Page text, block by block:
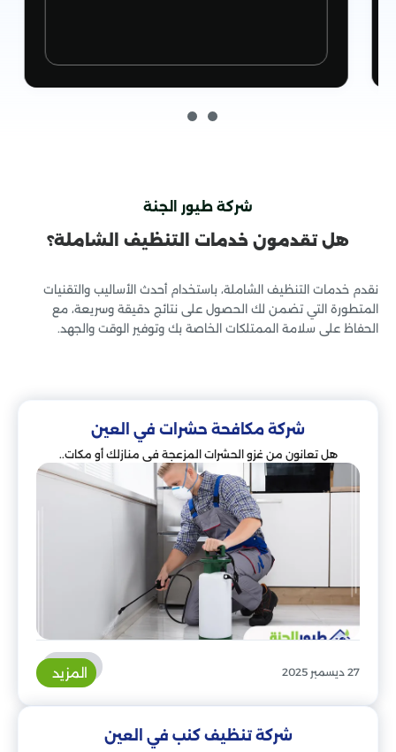
خدمات مكافحة الحشرات
شركة طيور الجنة
هل تقدمون خدمات التنظيف الشاملة؟
نقدم خدمات التنظيف الشاملة، باستخدام أحدث الأساليب والتقنيات
المتطورة التي تضمن لك الحصول على نتائج دقيقة وسريعة، مع
الحفاظ على سلامة الممتلكات الخاصة بك وتوفير الوقت والجهد.
شركة مكافحة حشرات في العين
هل تعانون من غزو الحشرات المزعجة في منازلك أو مكات..
27 ديسمبر 2025 المزيد
شركة تنظيف كنب في العين